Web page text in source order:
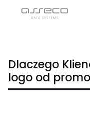
Dlaczego
logo od